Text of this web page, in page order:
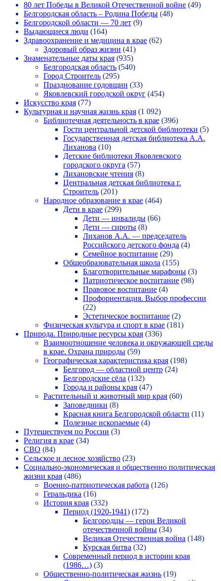
80 лет Победы в Великой Отечественной войне (49)
Белгородская область – Родина Победы (48)
Белгородской области — 70 лет (9)
Выдающиеся люди (164)
Здравоохранение и медицина в крае (62)
Здоровый образ жизни (41)
Знаменательные даты края (935)
Белгородская область (540)
Город Строитель (295)
Празднование годовщин (33)
Яковлевский городской округ (454)
Искусство края (77)
Культурная и научная жизнь края (1 092)
Библиотечная деятельность в крае (396)
Гости центральной детской библиотеки (5)
Государственная детская библиотека А.А.
Лиханова (10)
Детские библиотеки Яковлевского
городского округа (57)
Лихановские чтения (8)
Центральная детская библиотека г.
Строитель (201)
Народное образование в крае (464)
Дети в крае (299)
Дети — инвалиды (66)
Дети — сироты (8)
Лиханов А.А. — председатель
Российского детского фонда (4)
Семейное воспитание (29)
Общеобразовательная школа (155)
Благотворительные марафоны (3)
Патриотическое воспитание (98)
Правовое воспитание (4)
Профориентация. Выбор профессии
(22)
Эстетическое воспитание (2)
Физическая культура и спорт в крае (181)
Природа. Природные ресурсы края (336)
Взаимоотношение человека и окружающей среды
в крае. Охрана природы (59)
Географическая характеристика края (198)
Белгород — областной центр (24)
Белгородские сёла (132)
Города и районы края (47)
Растительный и животный мир края (60)
Заповедники (8)
Красная книга Белгородской области (11)
Полезные ископаемые (4)
Путешествуем по России (3)
Религия в крае (34)
СВО (84)
Сельское и лесное хозяйство (23)
Социально-экономическая и общественно политическая
жизни края (486)
Военно-патриотическая работа (126)
Геральдика (16)
История края (332)
Период (1920-1941) (172)
Белгородцы — герои Великой
отечественной войны (34)
Великая Отечественная война (148)
Курская битва (32)
Современный период в истории края
(1986…) (3)
Общественно-политическая жизнь (19)